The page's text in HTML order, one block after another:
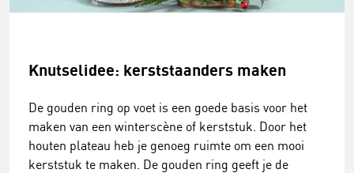
Knutselidee: kerststaanders maken
De gouden ring op voet is een goede basis voor het
maken van een winterscène of kerststuk. Door het
houten plateau heb je genoeg ruimte om een mooi
kerststuk te maken. De gouden ring geeft je de